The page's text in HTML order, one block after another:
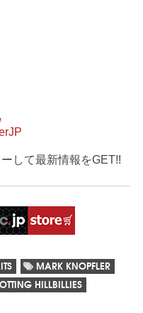
して最新情報をGET!!
MARK KNOPFLER
HILLBILLIES